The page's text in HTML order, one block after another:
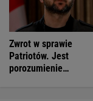
Zwrot w sprawie
Patriotów. Jest
porozumienie